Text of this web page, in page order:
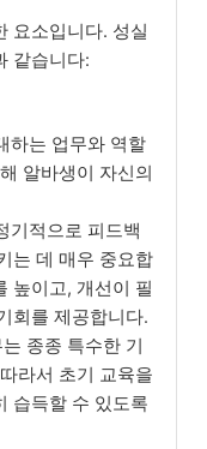
요소입니다. 성실
같습니다:
하는 업무와 역할
알바생이 자신의
기적으로 피드백
는 데 매우 중요합
높이고, 개선이 필
회를 제공합니다.
종종 특수한 기
라서 초기 교육을
습득할 수 있도록